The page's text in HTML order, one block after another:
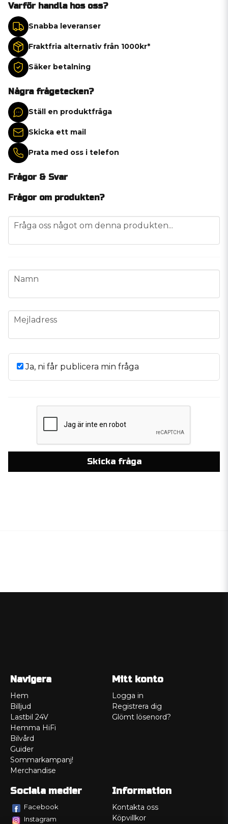
Varför handla hos oss?
Snabba leveranser
Fraktfria alternativ från 1000kr*
Säker betalning
Några frågetecken?
Ställ en produktfråga
Skicka ett mail
Prata med oss i telefon
Frågor & Svar
Frågor om produkten?
question
Fråga oss något om denna produkten...
name
Namn
email
Mejladress
Ja, ni får publicera min fråga
Skicka fråga
Navigera
Hem
Billjud
Lastbil 24V
Hemma HiFi
Bilvård
Guider
Sommarkampanj!
Merchandise
Mitt konto
Logga in
Registrera dig
Glömt lösenord?
Sociala medier
Facebook
Instagram
Information
Kontakta oss
Köpvillkor